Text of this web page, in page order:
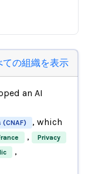
ての組織を表示
an AI
, which
, Privacy
,